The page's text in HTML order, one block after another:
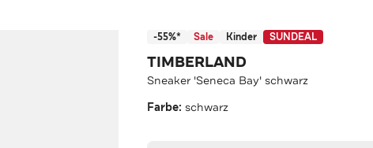
-55%* Sale Kinder SUNDEAL
TIMBERLAND
Sneaker 'Seneca Bay' schwarz
Farbe: schwarz